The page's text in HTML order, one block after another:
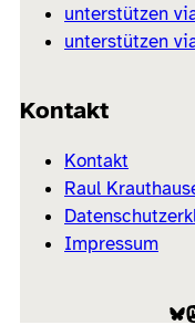
unterstützen
unterstützen
Kontakt
Kontakt
Raul
Impressum